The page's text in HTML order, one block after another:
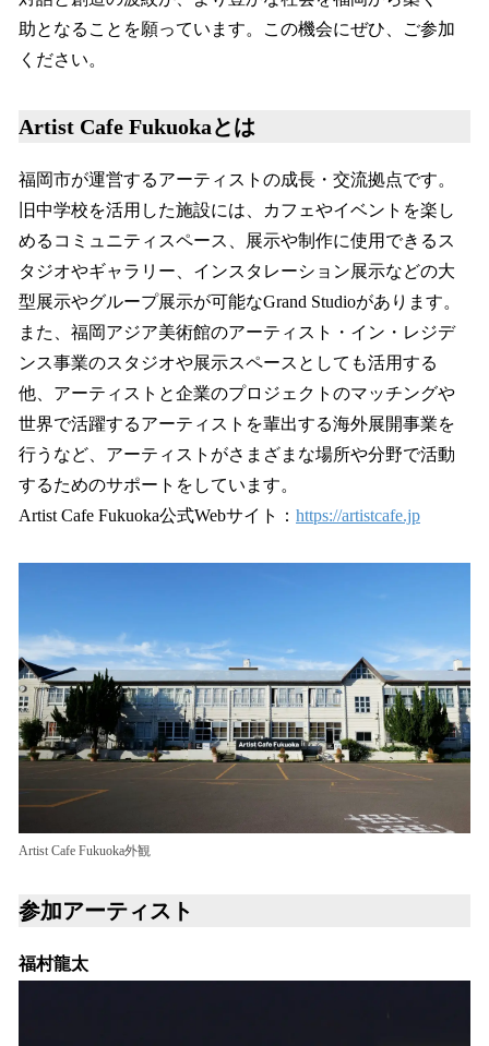
助となることを願っています。この機会にぜひ、ご参加
ください。
Artist Cafe Fukuokaとは
福岡市が運営するアーティストの成長・交流拠点です。
旧中学校を活用した施設には、カフェやイベントを楽し
めるコミュニティスペース、展示や制作に使用できるス
タジオやギャラリー、インスタレーション展示などの大
型展示やグループ展示が可能なGrand Studioがあります。
また、福岡アジア美術館のアーティスト・イン・レジデ
ンス事業のスタジオや展示スペースとしても活用する
他、アーティストと企業のプロジェクトのマッチングや
世界で活躍するアーティストを輩出する海外展開事業を
行うなど、アーティストがさまざまな場所や分野で活動
するためのサポートをしています。
Artist Cafe Fukuoka公式Webサイト： https://artistcafe.jp
Artist Cafe Fukuoka外観
参加アーティスト
福村龍太